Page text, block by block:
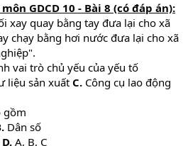
GDCD 10 - Bài 8 (có đáp án):
xay quay bằng tay đưa lại cho xã
chạy bằng hơi nước đưa lại cho xã
vai trò chủ yếu của yếu tố
liệu sản xuất C. Công cụ lao động
gồm
Dân số
D. A, B, C